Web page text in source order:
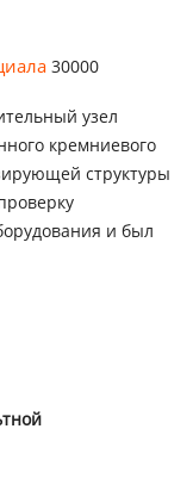
30000
узел
кремниевого
структуры
и был